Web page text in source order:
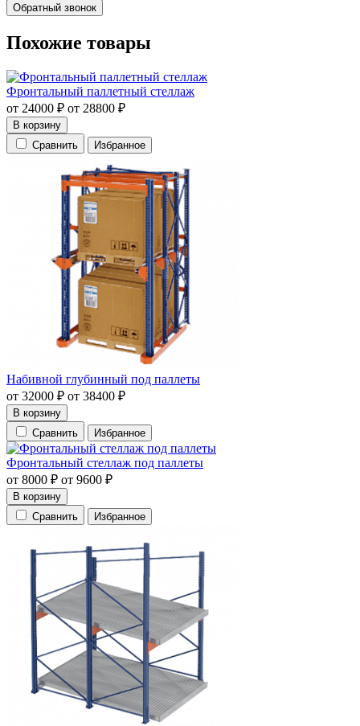
Обратный звонок
Похожие товары
Фронтальный паллетный стеллаж
от 24000 ₽ от 28800 ₽
В корзину
Сравнить
Избранное
Набивной глубинный под паллеты
от 32000 ₽ от 38400 ₽
В корзину
Сравнить
Избранное
Фронтальный стеллаж под паллеты
от 8000 ₽ от 9600 ₽
В корзину
Сравнить
Избранное